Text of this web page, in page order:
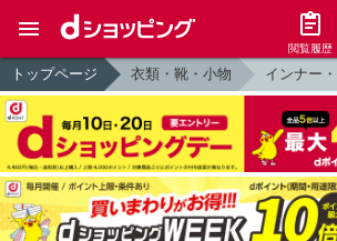
閲覧履歴
トップページ 衣類・靴・小物 インナー